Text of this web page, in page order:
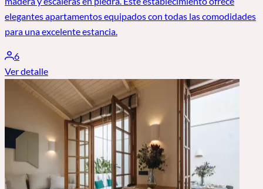
elegantes apartamentos equipados con todas las comodidades
para una excelente estancia.
6
Ver detalle